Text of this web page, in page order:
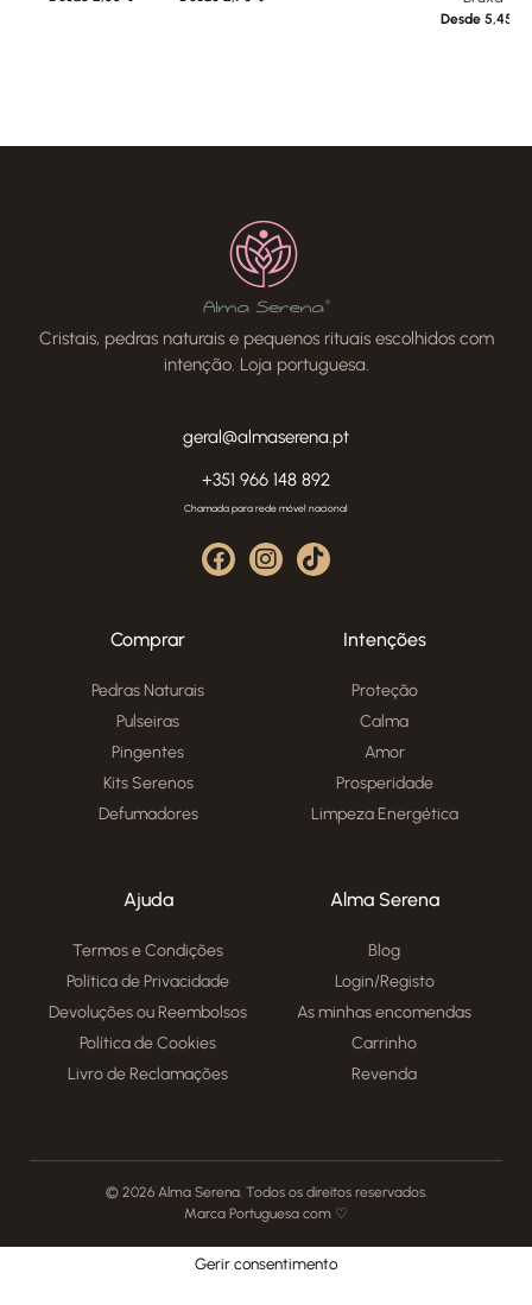
Desde5,45
Cristais, pedras naturais e pequenos rituais escolhidos com
intenção. Loja portuguesa.
geral@almaserena.pt
+351 966 148 892
Chamada para rede móvel nacional
Comprar
Pedras Naturais
Pulseiras
Pingentes
Kits Serenos
Defumadores
Intenções
Proteção
Calma
Amor
Prosperidade
Limpeza Energética
Ajuda
Termos e Condições
Política de Privacidade
Devoluções ou Reembolsos
Política de Cookies
Livro de Reclamações
Alma Serena
Blog
Login/Registo
As minhas encomendas
Carrinho
Revenda
© 2026 Alma Serena. Todos os direitos reservados.
Marca Portuguesa com ♡
Gerir consentimento